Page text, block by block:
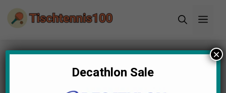
Zum
Inhalt
Startseite»Blog»Tischtennisschuhe für
Anfänger: Worauf du achten musst
Decathlon Sale
×